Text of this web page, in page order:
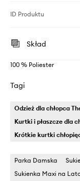
ID Produktu
Skład
100 % Poliester
Tagi
Odzież dla chłopca
Kurtki i płaszcze dla
Krótkie kurtki
Parka Damska
Sukienka Maxi na